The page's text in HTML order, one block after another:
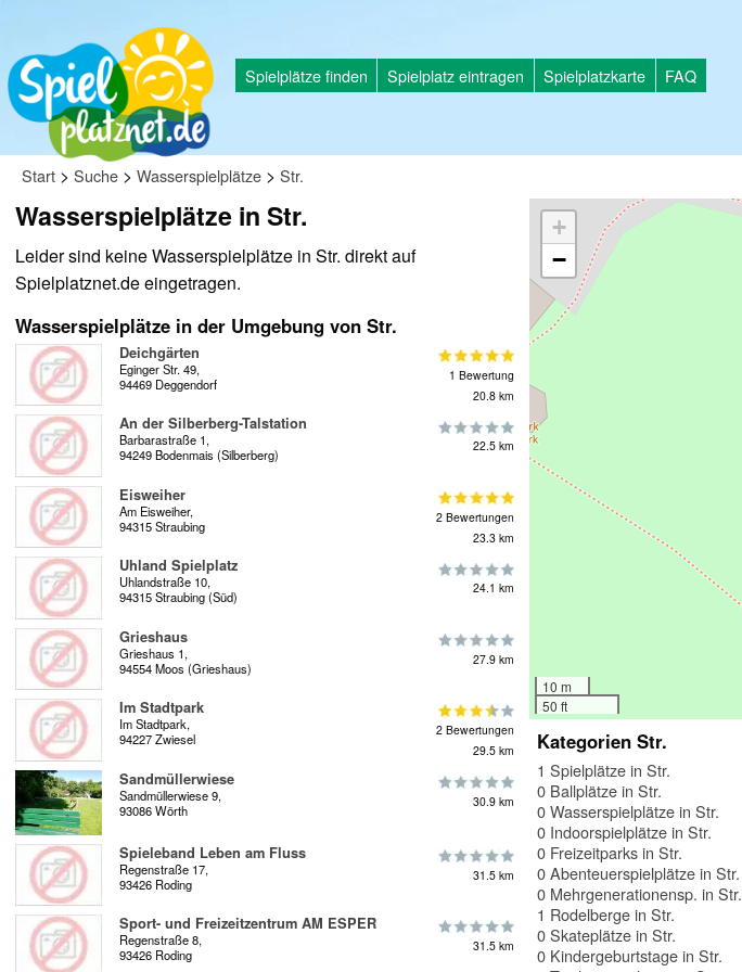
Spielplätze finden Spielplatz eintragen Spielplatzkarte FAQ
Start > Suche > Wasserspielplätze > Str.
Wasserspielplätze in Str.
Leider sind keine Wasserspielplätze in Str. direkt auf
Spielplatznet.de eingetragen.
Wasserspielplätze in der Umgebung von Str.
Deichgärten
Eginger Str. 49,
94469 Deggendorf
1 Bewertung
20.8 km
An der Silberberg-Talstation
Barbarastraße 1,
94249 Bodenmais (Silberberg)
22.5 km
Eisweiher
Am Eisweiher,
94315 Straubing
2 Bewertungen
23.3 km
Uhland Spielplatz
Uhlandstraße 10,
94315 Straubing (Süd)
24.1 km
Grieshaus
Grieshaus 1,
94554 Moos (Grieshaus)
27.9 km
Im Stadtpark
Im Stadtpark,
94227 Zwiesel
2 Bewertungen
29.5 km
Sandmüllerwiese
Sandmüllerwiese 9,
93086 Wörth
30.9 km
Spieleband Leben am Fluss
Regenstraße 17,
93426 Roding
31.5 km
Sport- und Freizeitzentrum AM ESPER
Regenstraße 8,
93426 Roding
31.5 km
+
−
10 m
50 ft
Kategorien Str.
1 Spielplätze in Str.
0 Ballplätze in Str.
0 Wasserspielplätze in Str.
0 Indoorspielplätze in Str.
0 Freizeitparks in Str.
0 Abenteuerspielplätze in Str.
0 Mehrgenerationensp. in Str.
1 Rodelberge in Str.
0 Skateplätze in Str.
0 Kindergeburtstage in Str.